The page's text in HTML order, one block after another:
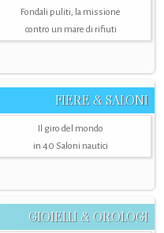
Fondali puliti, la missione
contro un mare di rifiuti
FIERE & SALONI
Il giro del mondo
in 40 Saloni nautici
GIOIELLI & OROLOGI